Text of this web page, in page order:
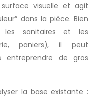
visuelle et agit
dans la pièce. Bien
les sanitaires et les
paniers), il peut
entreprendre de gros
la base existante :